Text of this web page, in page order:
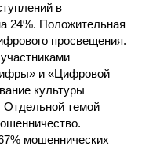
в
24%. Положительная
просвещения.
и «Цифровой
культуры
Отдельной темой
мошеннических